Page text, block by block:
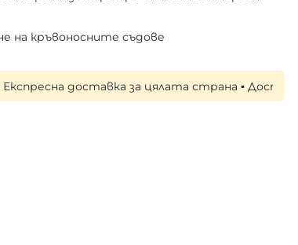
на кръвоносните съдове
доставка за цялата страна ▪ Доставка